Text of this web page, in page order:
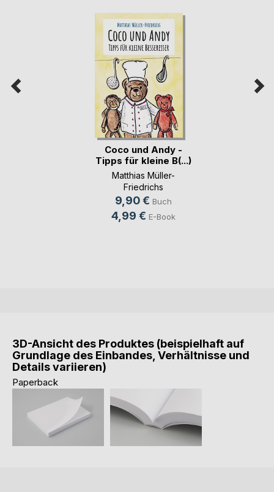
Coco und Andy -
Tipps für kleine B(...)
Matthias Müller-
Friedrichs
9,90 € Buch
4,99 € E-Book
3D-Ansicht des Produktes (beispielhaft auf
Grundlage des Einbandes, Verhältnisse und
Details variieren)
Paperback